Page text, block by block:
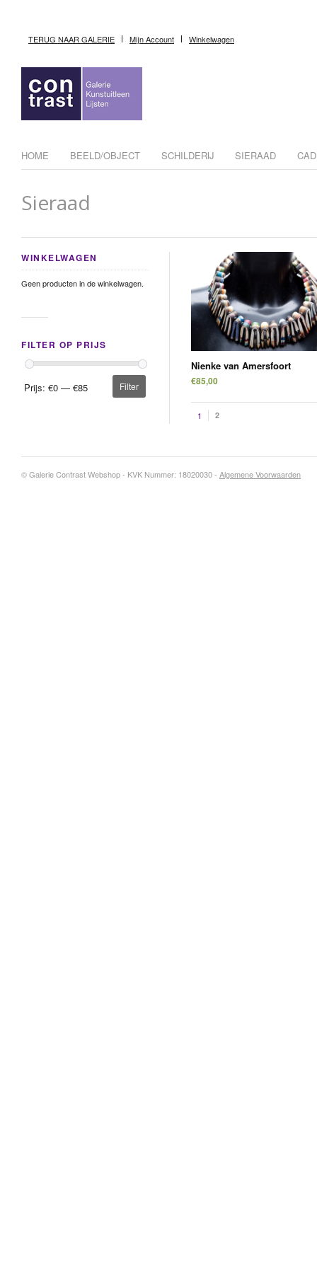
TERUG NAAR GALERIE Mijn Account Winkelwagen
HOME BEELD/OBJECT SCHILDERIJ SIERAAD
Sieraad
Nienke van Amersfoort
€85,00
1 2
WINKELWAGEN
Geen producten in de winkelwagen.
FILTER OP PRIJS
Filter
Prijs: €0 — €85
©Galerie Contrast Webshop - KVK Nummer: 18020030 - Algemene Voorwaarden